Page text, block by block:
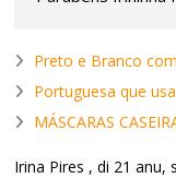
Preto e Branco
Portuguesa que
MÁSCARAS
Irina Pires , di 21 anu,